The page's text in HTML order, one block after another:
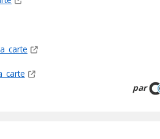
carte
carte
par